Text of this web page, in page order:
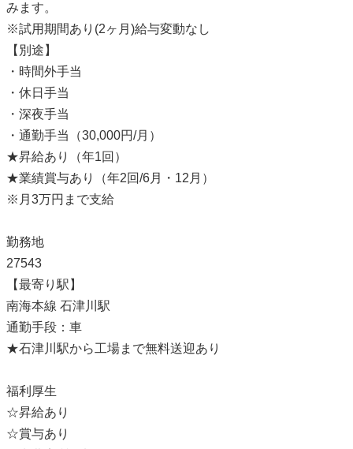
みます。
※試用期間あり(2ヶ月)給与変動なし
【別途】
・時間外手当
・休日手当
・深夜手当
・通勤手当（30,000円/月）
★昇給あり（年1回）
★業績賞与あり（年2回/6月・12月）
※月3万円まで支給
勤務地
27543
【最寄り駅】
南海本線 石津川駅
通勤手段：車
★石津川駅から工場まで無料送迎あり
福利厚生
☆昇給あり
☆賞与あり